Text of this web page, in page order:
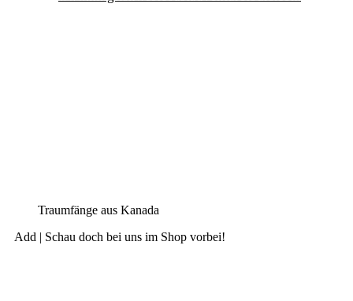
Traum­fän­ge aus Kanada
Add | Schau doch bei uns im Shop vorbei!